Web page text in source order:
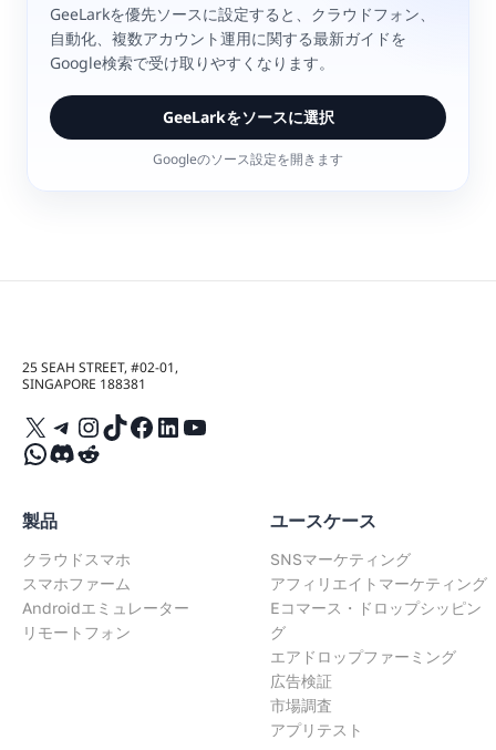
GeeLarkを優先ソースに設定すると、クラウドフォン、
自動化、複数アカウント運用に関する最新ガイドを
Google検索で受け取りやすくなります。
GeeLarkをソースに選択
Googleのソース設定を開きます
25 SEAH STREET, #02-01,
SINGAPORE 188381
X Telegram
Instagram
TikTok
Facebook
LinkedIn
YouTube
WhatsApp
Discord
Reddit
製品
クラウドスマホ
スマホファーム
Androidエミュレーター
リモートフォン
ユースケース
SNSマーケティング
アフィリエイトマーケティング
Eコマース・ドロップシッピン
グ
エアドロップファーミング
広告検証
市場調査
アプリテスト